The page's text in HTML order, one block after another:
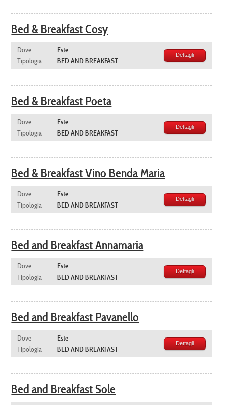
Bed & Breakfast Cosy
Dove
Este
Tipologia
BED AND BREAKFAST
Dettagli
Bed & Breakfast Poeta
Dove
Este
Tipologia
BED AND BREAKFAST
Dettagli
Bed & Breakfast Vino Benda Maria
Dove
Este
Tipologia
BED AND BREAKFAST
Dettagli
Bed and Breakfast Annamaria
Dove
Este
Tipologia
BED AND BREAKFAST
Dettagli
Bed and Breakfast Pavanello
Dove
Este
Tipologia
BED AND BREAKFAST
Dettagli
Bed and Breakfast Sole